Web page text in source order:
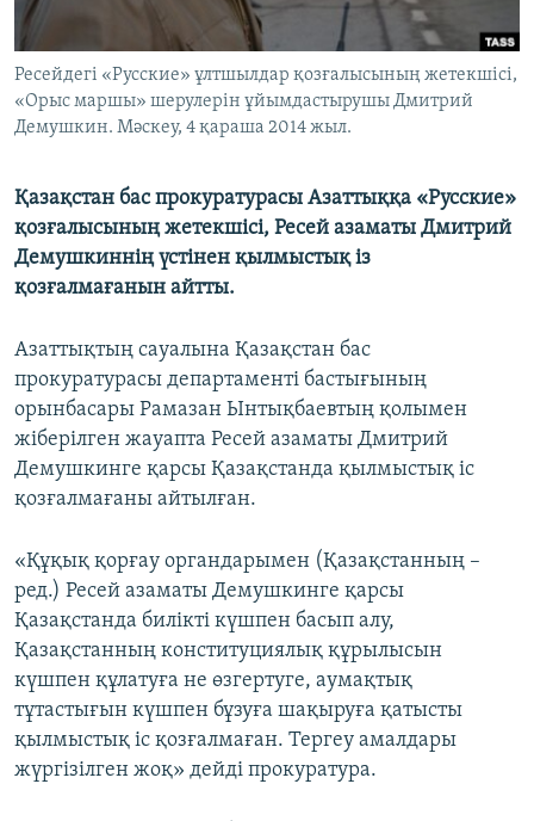
Басқа тілдерде
Ресейдегі «Русские» ұлтшылдар қозғалысының жетекшісі,
«Орыс маршы» шерулерін ұйымдастырушы Дмитрий
Демушкин. Мәскеу, 4 қараша 2014 жыл.
Қазақстан бас прокуратурасы Азаттыққа «Русские»
қозғалысының жетекшісі, Ресей азаматы Дмитрий
Демушкиннің үстінен қылмыстық із
қозғалмағанын айтты.
Азаттықтың сауалына Қазақстан бас
прокуратурасы департаменті бастығының
орынбасары Рамазан Ынтықбаевтың қолымен
жіберілген жауапта Ресей азаматы Дмитрий
Демушкинге қарсы Қазақстанда қылмыстық іс
қозғалмағаны айтылған.
«Құқық қорғау органдарымен (Қазақстанның –
ред.) Ресей азаматы Демушкинге қарсы
Қазақстанда билікті күшпен басып алу,
Қазақстанның конституциялық құрылысын
күшпен құлатуға не өзгертуге, аумақтық
тұтастығын күшпен бұзуға шақыруға қатысты
қылмыстық іс қозғалмаған. Тергеу амалдары
жүргізілген жоқ» дейді прокуратура.